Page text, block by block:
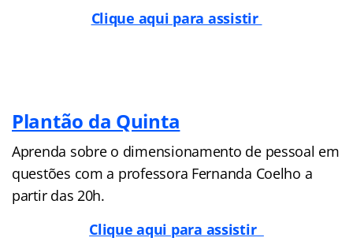
Clique aqui para assistir
Plantão da Quinta
Aprenda sobre o dimensionamento de pessoal em
questões com a professora Fernanda Coelho a
partir das 20h.
Clique aqui para assistir